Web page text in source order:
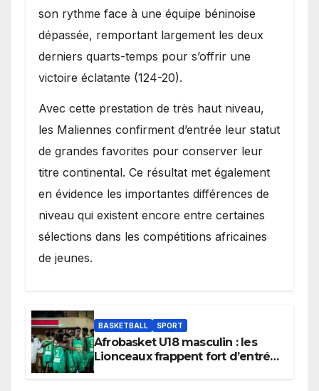
son rythme face à une équipe béninoise
dépassée, remportant largement les deux
derniers quarts-temps pour s’offrir une
victoire éclatante (124-20).
Avec cette prestation de très haut niveau,
les Maliennes confirment d’entrée leur statut
de grandes favorites pour conserver leur
titre continental. Ce résultat met également
en évidence les importantes différences de
niveau qui existent encore entre certaines
sélections dans les compétitions africaines
de jeunes.
BASKETBALL SPORT
Afrobasket U18 masculin : les
Lionceaux frappent fort d’entrée